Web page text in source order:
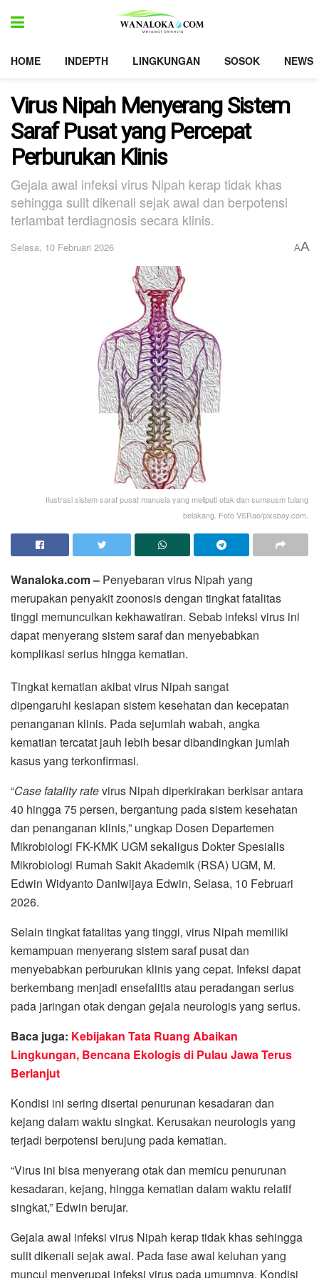
HOME INDEPTH LINGKUNGAN SOSOK NEWS
Virus Nipah Menyerang Sistem
Saraf Pusat yang Percepat
Perburukan Klinis
Gejala awal infeksi virus Nipah kerap tidak khas
sehingga sulit dikenali sejak awal dan berpotensi
terlambat terdiagnosis secara klinis.
Selasa, 10 Februari 2026 AA
Ilustrasi sistem saraf pusat manusia yang meliputi otak dan sumsusm tulang
belakang. Foto VSRao/pixabay.com.
Wanaloka.com – Penyebaran virus Nipah yang
merupakan penyakit zoonosis dengan tingkat fatalitas
tinggi memunculkan kekhawatiran. Sebab infeksi virus ini
dapat menyerang sistem saraf dan menyebabkan
komplikasi serius hingga kematian.
Tingkat kematian akibat virus Nipah sangat
dipengaruhi kesiapan sistem kesehatan dan kecepatan
penanganan klinis. Pada sejumlah wabah, angka
kematian tercatat jauh lebih besar dibandingkan jumlah
kasus yang terkonfirmasi.
“Case fatality ratevirus Nipah diperkirakan berkisar antara
40 hingga 75 persen, bergantung pada sistem kesehatan
dan penanganan klinis,” ungkap Dosen Departemen
Mikrobiologi FK-KMK UGM sekaligus Dokter Spesialis
Mikrobiologi Rumah Sakit Akademik (RSA) UGM, M.
Edwin Widyanto Daniwijaya Edwin, Selasa, 10 Februari
2026.
Selain tingkat fatalitas yang tinggi, virus Nipah memiliki
kemampuan menyerang sistem saraf pusat dan
menyebabkan perburukan klinis yang cepat. Infeksi dapat
berkembang menjadi ensefalitis atau peradangan serius
pada jaringan otak dengan gejala neurologis yang serius.
Baca juga: Kebijakan Tata Ruang Abaikan
Lingkungan, Bencana Ekologis di Pulau Jawa Terus
Berlanjut
Kondisi ini sering disertai penurunan kesadaran dan
kejang dalam waktu singkat. Kerusakan neurologis yang
terjadi berpotensi berujung pada kematian.
“Virus ini bisa menyerang otak dan memicu penurunan
kesadaran, kejang, hingga kematian dalam waktu relatif
singkat,” Edwin berujar.
Gejala awal infeksi virus Nipah kerap tidak khas sehingga
sulit dikenali sejak awal. Pada fase awal keluhan yang
muncul menyerupai infeksi virus pada umumnya. Kondisi